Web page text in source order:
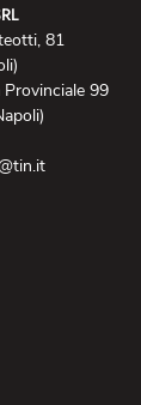
81
99